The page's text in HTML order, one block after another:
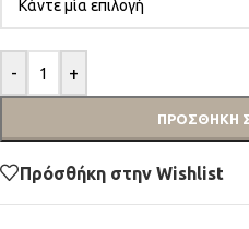
- +
ΠΡΟΣΘΉΚΗ
Πρόσθήκη στην Wishlist